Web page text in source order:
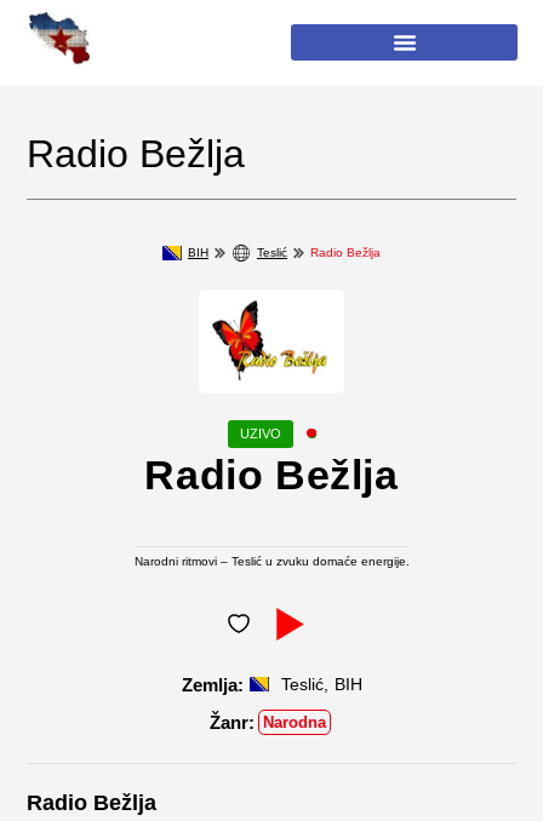
Radio Bežlja
BIH Teslić Radio Bežlja
Radio Bežlja
Narodni ritmovi – Teslić u zvuku domaće energije.
Teslić, BIH
Narodna
Radio Bežlja